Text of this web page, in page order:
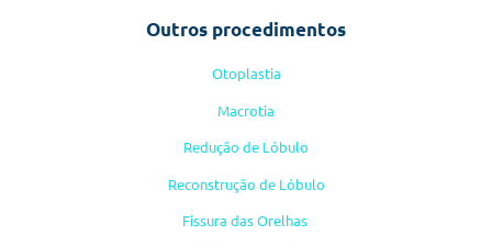
Outros procedimentos
Otoplastia
Macrotia
Redução de Lóbulo
Reconstrução de Lóbulo
Fissura das Orelhas